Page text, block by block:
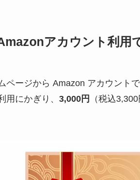
アカウント利用
ページから Amazon アカウント
用にかぎり、 3,000円 （税込